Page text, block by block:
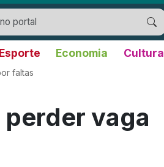
Esporte Economia Cultura
faltas
vaga